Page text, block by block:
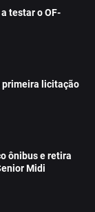
testar o OF-
primeira licitação
ônibus e retira
Midi